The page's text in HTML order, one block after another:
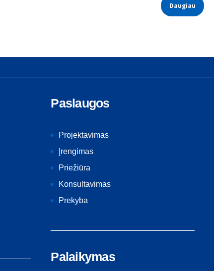
Daugiau
Paslaugos
Projektavimas
Įrengimas
Priežiūra
Konsultavimas
Prekyba
Palaikymas